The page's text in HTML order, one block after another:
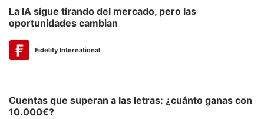
La IA sigue tirando del mercado, pero las
oportunidades cambian
Fidelity International
Cuentas que superan a las letras: ¿cuánto ganas con
10.000€?